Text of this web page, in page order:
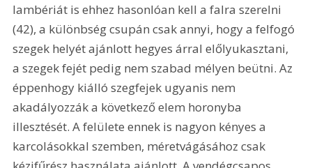
lambériát is ehhez hasonlóan kell a falra szerelni
(42), a különbség csupán csak annyi, hogy a felfogó
szegek helyét ajánlott hegyes árral előlyukasztani,
a szegek fejét pedig nem szabad mélyen beütni. Az
éppenhogy kiálló szegfejek ugyanis nem
akadályozzák a következő elem horonyba
illesztését. A felülete ennek is nagyon kényes a
karcolásokkal szemben, méretvágásához csak